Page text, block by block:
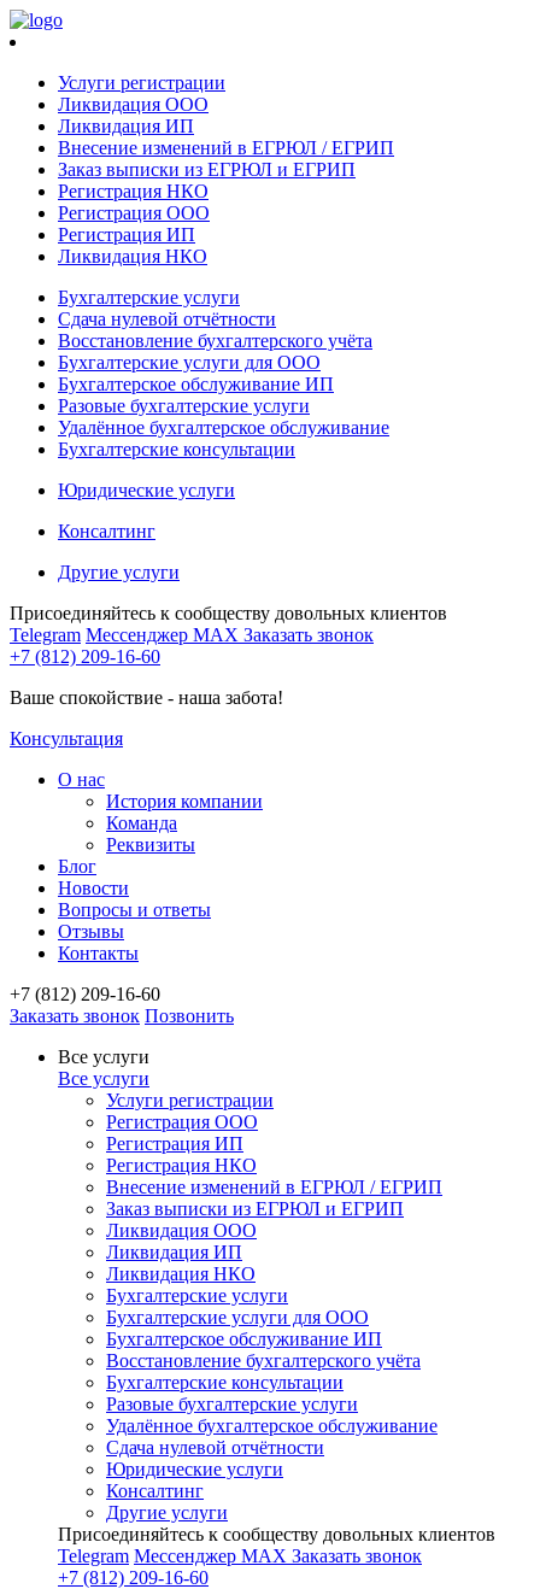
Услуги регистрации
Ликвидация ООО
Ликвидация ИП
Внесение изменений в ЕГРЮЛ / ЕГРИП
Заказ выписки из ЕГРЮЛ и ЕГРИП
Регистрация НКО
Регистрация ООО
Регистрация ИП
Ликвидация НКО
Бухгалтерские услуги
Сдача нулевой отчётности
Восстановление бухгалтерского учёта
Бухгалтерские услуги для ООО
Бухгалтерское обслуживание ИП
Разовые бухгалтерские услуги
Удалённое бухгалтерское обслуживание
Бухгалтерские консультации
Юридические услуги
Консалтинг
Другие услуги
Присоединяйтесь к сообществу довольных клиентов
Telegram Мессенджер MAX Заказать звонок
+7 (812) 209-16-60
Ваше спокойствие - наша забота!
Консультация
О нас
История компании
Команда
Реквизиты
Блог
Новости
Вопросы и ответы
Отзывы
Контакты
+7 (812) 209-16-60
Заказать звонок Позвонить
Все услуги
Все услуги
Услуги регистрации
Регистрация ООО
Регистрация ИП
Регистрация НКО
Внесение изменений в ЕГРЮЛ / ЕГРИП
Заказ выписки из ЕГРЮЛ и ЕГРИП
Ликвидация ООО
Ликвидация ИП
Ликвидация НКО
Бухгалтерские услуги
Бухгалтерские услуги для ООО
Бухгалтерское обслуживание ИП
Восстановление бухгалтерского учёта
Бухгалтерские консультации
Разовые бухгалтерские услуги
Удалённое бухгалтерское обслуживание
Сдача нулевой отчётности
Юридические услуги
Консалтинг
Другие услуги
Присоединяйтесь к сообществу довольных клиентов
Telegram Мессенджер MAX Заказать звонок
+7 (812) 209-16-60